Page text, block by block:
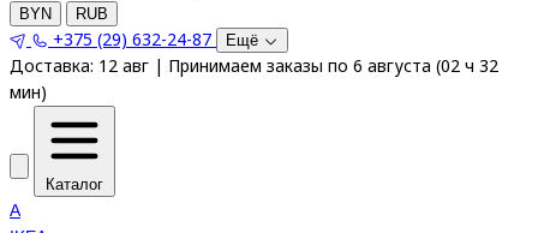
BYN RUB
+375 (29) 632-24-87 Ещё
Доставка: 12 авг | Принимаем заказы по 6 августа (02 ч 32
мин)
Каталог
A